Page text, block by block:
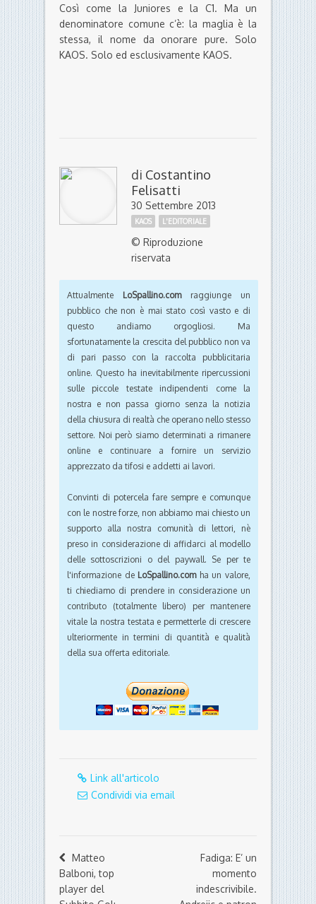
Così come la Juniores e la C1. Ma un
denominatore comune c’è: la maglia è la
stessa, il nome da onorare pure. Solo
KAOS. Solo ed esclusivamente KAOS.
di Costantino
Felisatti
30 Settembre 2013
KAOS L'EDITORIALE
© Riproduzione
riservata
Attualmente LoSpallino.comraggiunge un
pubblico che non è mai stato così vasto e di
questo andiamo orgogliosi. Ma
sfortunatamente la crescita del pubblico non va
di pari passo con la raccolta pubblicitaria
online. Questo ha inevitabilmente ripercussioni
sulle piccole testate indipendenti come la
nostra e non passa giorno senza la notizia
della chiusura di realtà che operano nello stesso
settore. Noi però siamo determinati a rimanere
online e continuare a fornire un servizio
apprezzato da tifosi e addetti ai lavori.
Convinti di potercela fare sempre e comunque
con le nostre forze, non abbiamo mai chiesto un
supporto alla nostra comunità di lettori, nè
preso in considerazione di affidarci al modello
delle sottoscrizioni o del paywall. Se per te
l'informazione de LoSpallino.comha un valore,
ti chiediamo di prendere in considerazione un
contributo (totalmente libero) per mantenere
vitale la nostra testata e permetterle di crescere
ulteriormente in termini di quantità e qualità
della sua offerta editoriale.
Link all'articolo
Condividi via email
Matteo
Balboni, top
player del
Fadiga: E’ un
momento
indescrivibile.